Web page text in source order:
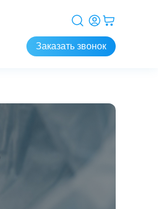
Заказать звонок